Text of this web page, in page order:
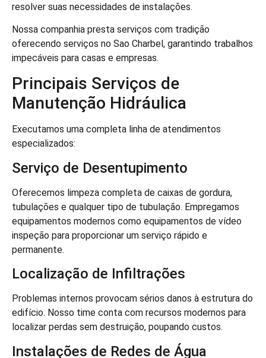
resolver suas necessidades de instalações.
Nossa companhia presta serviços com tradição
oferecendo serviços no Sao Charbel, garantindo trabalhos
impecáveis para casas e empresas.
Principais Serviços de
Manutenção Hidráulica
Executamos uma completa linha de atendimentos
especializados:
Serviço de Desentupimento
Oferecemos limpeza completa de caixas de gordura,
tubulações e qualquer tipo de tubulação. Empregamos
equipamentos modernos como equipamentos de vídeo
inspeção para proporcionar um serviço rápido e
permanente.
Localização de Infiltrações
Problemas internos provocam sérios danos à estrutura do
edifício. Nosso time conta com recursos modernos para
localizar perdas sem destruição, poupando custos.
Instalações de Redes de Água